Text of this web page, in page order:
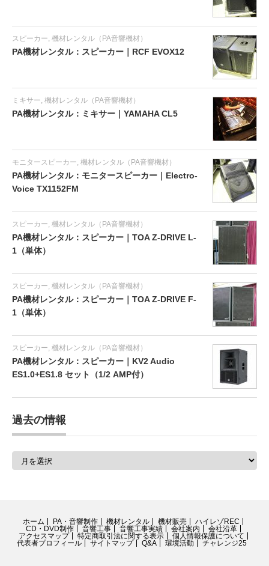
スピーカー, 機材レンタル（PA音響機材）
PA機材レンタル：スピーカー｜RCF EVOX12
ミキサー, 機材レンタル（PA音響機材）
PA機材レンタル：ミキサー｜YAMAHA CL5
モニタースピーカー, 機材レンタル（PA音響機材）
PA機材レンタル：モニタースピーカー｜Electro-
Voice TX1152FM
スピーカー, 機材レンタル（PA音響機材）
PA機材レンタル：スピーカー｜TOA Z-DRIVE L-
1（単体）
スピーカー, 機材レンタル（PA音響機材）
PA機材レンタル：スピーカー｜TOA Z-DRIVE F-
1（単体）
スピーカー, 機材レンタル（PA音響機材）
PA機材レンタル：スピーカー｜KV2 Audio
ES1.0+ES1.8 セット（1/2 AMP付）
過去の情報
ホーム PA・音響制作 機材レンタル 機材販売
ハイレゾREC
CD・DVD制作
音響工事 音響工事実績 会社案内
会社沿革
アクセスマップ
特定商取引法に関する表示
個人情報保護について
代表者プロフィール
サイトマップ Q&A 環境活動 チャレンジ25